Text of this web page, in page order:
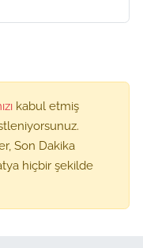
kabul etmiş
Son Dakika
hiçbir şekilde